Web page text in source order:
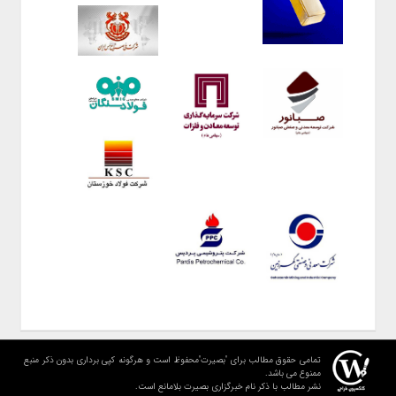
تمامی حقوق مطالب برای "بصیرت"محفوظ است و هرگونه کپی برداری بدون ذکر منبع
ممنوع می باشد.
نشر مطالب با ذکر نام خبرگزاری بصیرت بلامانع است.